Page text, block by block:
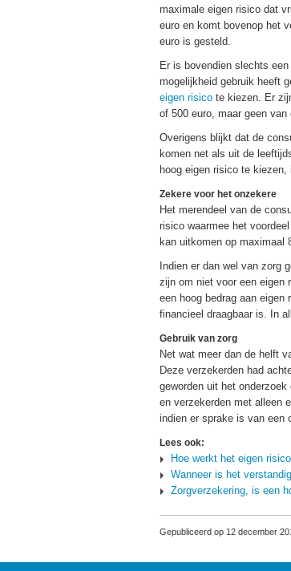
maximale eigen risico dat
euro en komt bovenop het
euro is gesteld.
Er is bovendien slechts
mogelijkheid gebruik heeft
eigen risico te kiezen. Er
of 500 euro, maar geen
Overigens blijkt dat de
komen net als uit de
hoog eigen risico te
Zekere voor het onzekere
Het merendeel van de
risico waarmee het
kan uitkomen op maximaal
Indien er dan wel van zorg
zijn om niet voor een eigen
een hoog bedrag aan
financieel draagbaar is. In
Gebruik van zorg
Net wat meer dan de helft
Deze verzekerden had
geworden uit het
en verzekerden met alleen
indien er sprake is van een
Lees ook:
Hoe werkt het eigen
Wanneer is het
Zorgverzekering, is een
Gepubliceerd op 12 december